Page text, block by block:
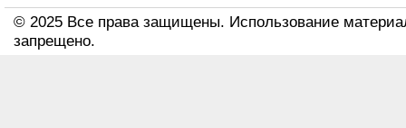
© 2025 Все права защищены. Использование
запрещено.